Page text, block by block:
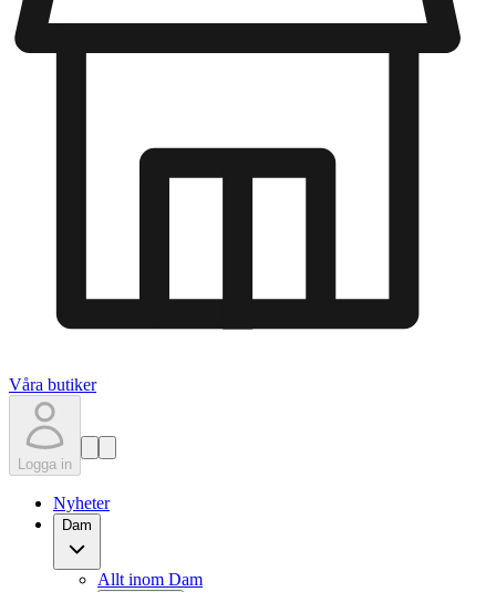
Våra butiker
Logga in
Nyheter
Dam
Allt inom Dam